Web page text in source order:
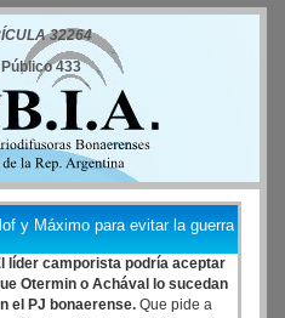
32264
433
y Máximo para evitar la guerra
líder camporista podría aceptar
Otermin o Achával lo sucedan
el PJ bonaerense. Que pide a